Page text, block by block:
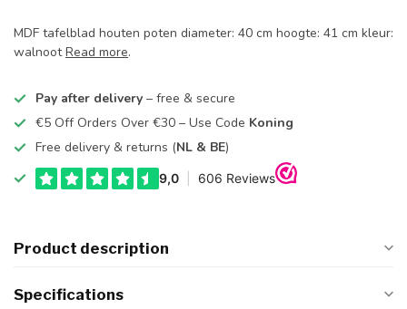
MDF tafelblad houten poten diameter: 40 cm hoogte: 41 cm kleur:
walnootRead more.
Pay after delivery – free & secure
€5 Off Orders Over €30 – Use Code Koning
Free delivery & returns (NL & BE)
Product description
Specifications